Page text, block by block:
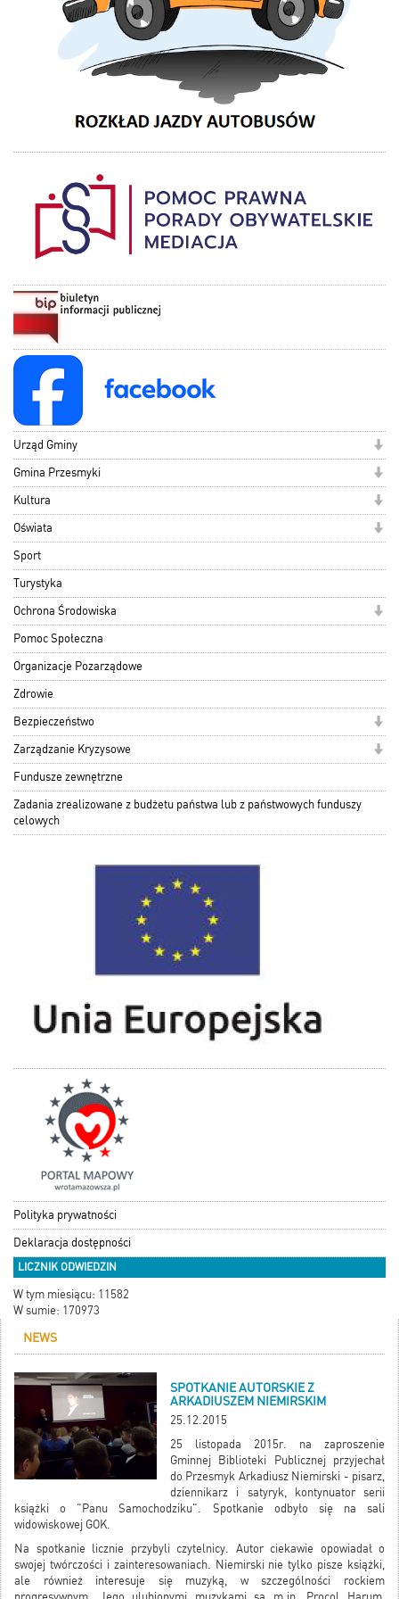
Urząd Gminy
Gmina Przesmyki
Kultura
Oświata
Sport
Turystyka
Ochrona Środowiska
Pomoc Społeczna
Organizacje Pozarządowe
Zdrowie
Bezpieczeństwo
Zarządzanie Kryzysowe
Fundusze zewnętrzne
Zadania zrealizowane z budżetu państwa lub z państwowych funduszy
celowych
Polityka prywatności
Deklaracja dostępności
LICZNIK ODWIEDZIN
W tym miesiącu: 11582
W sumie: 170973
NEWS
SPOTKANIE AUTORSKIE Z
ARKADIUSZEM NIEMIRSKIM
25.12.2015
25 listopada 2015r. na zaproszenie
Gminnej Biblioteki Publicznej przyjechał
do Przesmyk Arkadiusz Niemirski - pisarz,
dziennikarz i satyryk, kontynuator serii
książki o "Panu Samochodziku". Spotkanie odbyło się na sali
widowiskowej GOK.
Na spotkanie licznie przybyli czytelnicy. Autor ciekawie opowiadał o
swojej twórczości i zainteresowaniach. Niemirski nie tylko pisze książki,
ale również interesuje się muzyką, w szczególności rockiem